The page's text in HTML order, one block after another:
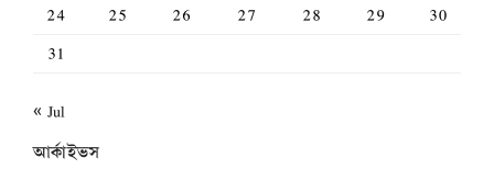
24
25 26 27 28 29
30
31
« Jul
আর্কাইভস